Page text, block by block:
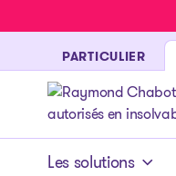
PARTICULIER
- page d’accueil
Les solutions